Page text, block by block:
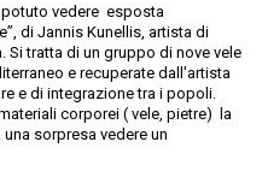
potuto vedere esposta
di Jannis Kunellis, artista di
Si tratta di un gruppo di nove vele
e recuperate dall'artista
e di integrazione tra i popoli.
corporei ( vele, pietre) la
sorpresa vedere un